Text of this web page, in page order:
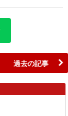
過去の記事